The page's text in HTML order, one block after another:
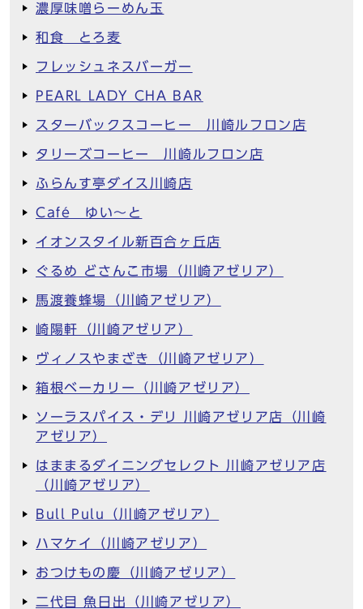
濃厚味噌らーめん玉
和食 とろ麦
フレッシュネスバーガー
PEARL LADY CHA BAR
スターバックスコーヒー 川崎ルフロン店
タリーズコーヒー 川崎ルフロン店
ふらんす亭ダイス川崎店
Café ゆい～と
イオンスタイル新百合ヶ丘店
ぐるめ どさんこ市場（川崎アゼリア）
馬渡養蜂場（川崎アゼリア）
崎陽軒（川崎アゼリア）
ヴィノスやまざき（川崎アゼリア）
箱根ベーカリー（川崎アゼリア）
ソーラスパイス・デリ 川崎アゼリア店（川崎
アゼリア）
はままるダイニングセレクト 川崎アゼリア店
（川崎アゼリア）
Bull Pulu（川崎アゼリア）
ハマケイ（川崎アゼリア）
おつけもの慶（川崎アゼリア）
二代目 魚日出（川崎アゼリア）